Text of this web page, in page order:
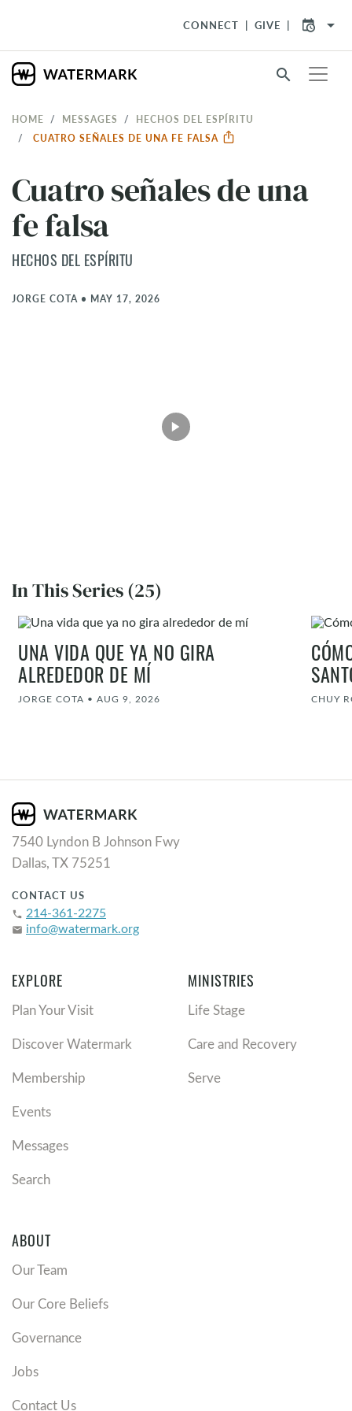
CONNECT GIVE arrow_drop_down
search
HOME MESSAGES
HECHOS DEL ESPÍRITU
CUATRO SEÑALES DE UNA FE FALSA
Cuatro señales de una
fe falsa
HECHOS DEL ESPÍRITU
JORGE COTA • MAY 17, 2026
In This Series (25)
UNA VIDA QUE YA NO GIRA
ALREDEDOR DE MÍ
JORGE COTA • AUG 9, 2026 CHUY
7540 Lyndon B Johnson Fwy
Dallas, TX 75251
CONTACT US
phone 214-361-2275
email info@watermark.org
EXPLORE
Plan Your Visit
Discover Watermark
Membership
Events
Messages
Search
MINISTRIES
Life Stage
Care and Recovery
Serve
ABOUT
Our Team
Our Core Beliefs
Governance
Jobs
Contact Us